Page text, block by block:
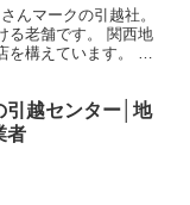
んマークの引越社。
る老舗です。 関西地
を構えています。 ＞
引越センター│地
者